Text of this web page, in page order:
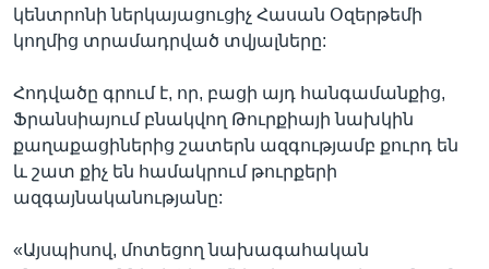
կենտրոնի ներկայացուցիչ Հասան Օզերթեմի
կողմից տրամադրված տվյալները:
Հոդվածը գրում է, որ, բացի այդ հանգամանքից,
Ֆրանսիայում բնակվող Թուրքիայի նախկին
քաղաքացիներից շատերն ազգությամբ քուրդ են
և շատ քիչ են համակրում թուրքերի
ազգայնականությանը:
«Այսպիսով, մոտեցող նախագահական